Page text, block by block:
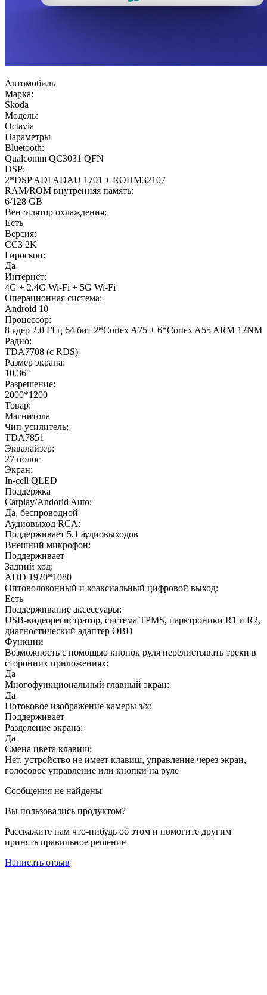
Автомобиль
Марка:
Skoda
Модель:
Octavia
Параметры
Bluetooth:
Qualcomm QC3031 QFN
DSP:
2*DSP ADI ADAU 1701 + ROHM32107
RAM/ROM внутренняя память:
6/128 GB
Вентилятор охлаждения:
Есть
Версия:
CC3 2K
Гироскоп:
Да
Интернет:
4G + 2.4G Wi-Fi + 5G Wi-Fi
Операционная система:
Android 10
Процессор:
8 ядер 2.0 ГГц 64 бит 2*Cortex A75 + 6*Cortex A55 ARM 12NM
Радио:
TDA7708 (с RDS)
Размер экрана:
10.36"
Разрешение:
2000*1200
Товар:
Магнитола
Чип-усилитель:
TDA7851
Эквалайзер:
27 полос
Экран:
In-cell QLED
Поддержка
Carplay/Andorid Auto:
Да, беспроводной
Аудиовыход RCA:
Поддерживает 5.1 аудиовыходов
Внешний микрофон:
Поддерживает
Задний ход:
AHD 1920*1080
Оптоволоконный и коаксиальный цифровой выход:
Есть
Поддерживание аксессуары:
USB-видеорегистратор, система TPMS, парктроники R1 и R2,
диагностический адаптер OBD
Функции
Возможность с помощью кнопок руля перелистывать треки в
сторонних приложениях:
Да
Многофункциональный главный экран:
Да
Потоковое изображение камеры з/х:
Поддерживает
Разделение экрана:
Да
Смена цвета клавиш:
Нет, устройство не имеет клавиш, управление через экран,
голосовое управление или кнопки на руле
Сообщения не найдены
Вы пользовались продуктом?
Расскажите нам что-нибудь об этом и помогите другим
принять правильное решение
Написать отзыв